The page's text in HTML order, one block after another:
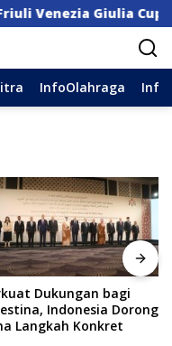
Giulia Cup
InfoOlahraga
Terima SK
Ketua DPW
Sulsel: Struktur Harus